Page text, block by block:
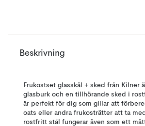
Beskrivning
Frukostset glasskål + sked från Kilner
glasburk och en tillhörande sked i
är perfekt för dig som gillar att
oats eller andra frukosträtter att ta
rostfritt stål fungerar även som ett